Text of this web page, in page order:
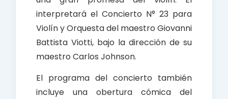
interpretará el Concierto N° 23 para
Violín y Orquesta del maestro Giovanni
Battista Viotti, bajo la dirección de su
maestro Carlos Johnson.
El programa del concierto también
incluye una obertura cómica del